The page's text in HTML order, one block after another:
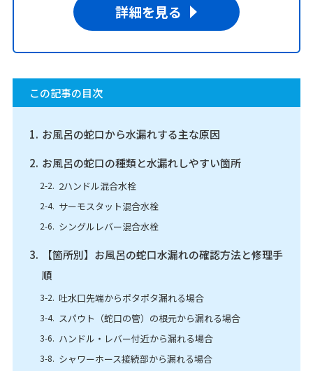
詳細を見る
この記事の目次
お風呂の蛇口から水漏れする主な原因
お風呂の蛇口の種類と水漏れしやすい箇所
2ハンドル混合水栓
サーモスタット混合水栓
シングルレバー混合水栓
【箇所別】お風呂の蛇口水漏れの確認方法と修理手
順
吐水口先端からポタポタ漏れる場合
スパウト（蛇口の管）の根元から漏れる場合
ハンドル・レバー付近から漏れる場合
シャワーホース接続部から漏れる場合